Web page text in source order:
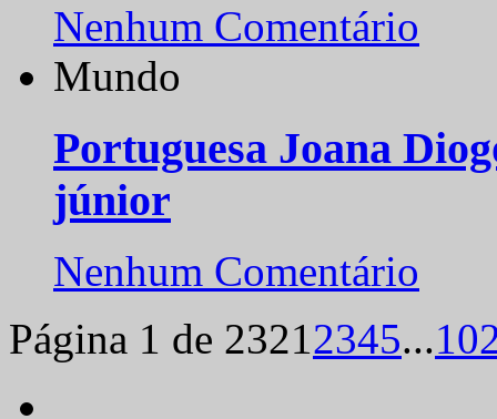
Nenhum Comentário
Mundo
Portuguesa Joana
júnior
Nenhum Comentário
Página 1 de 23212345...10